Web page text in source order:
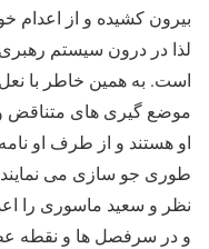
بیرون کشیده و از اعدام
لذا در درون سیستم
است. به همین خاطر با
موضع گیری های متناقض و
او هستند و از طرف او
طوری جو سازی می نمایند
نظر و سعید ماسوری را
و در سرفصل ها و نقطه